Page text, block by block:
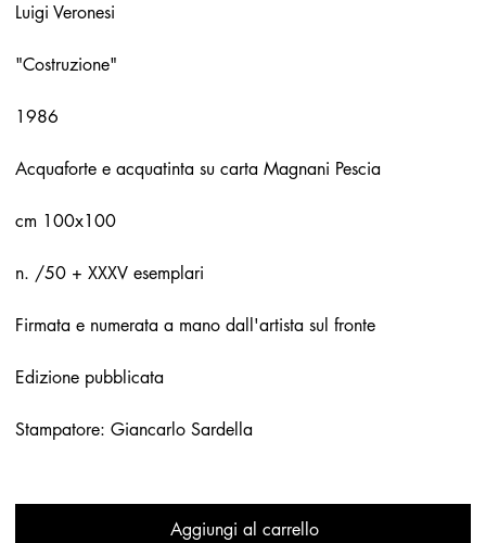
Luigi Veronesi
"Costruzione"
1986
Acquaforte e acquatinta su carta Magnani Pescia
cm 100x100
n. /50 + XXXV esemplari
Firmata e numerata a mano dall'artista sul fronte
Edizione pubblicata
Stampatore: Giancarlo Sardella
Aggiungi al carrello